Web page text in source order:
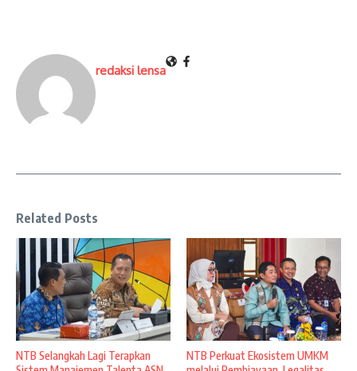
redaksi lensa
Related Posts
NTB Selangkah Lagi Terapkan
NTB Perkuat Ekosistem UMKM